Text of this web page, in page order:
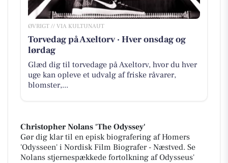
ØVRIGT // VIA KULTUNAUT
Torvedag på Axeltorv · Hver onsdag og
lørdag
Glæd dig til torvedage på Axeltorv, hvor du hver
uge kan opleve et udvalg af friske råvarer,
blomster,...
Christopher Nolans 'The Odyssey'
Gør dig klar til en episk biografering af Homers
'Odysseen' i Nordisk Film Biografer - Næstved. Se
Nolans stjernespækkede fortolkning af Odysseus'